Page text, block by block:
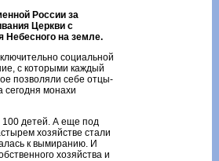
России за
Церкви с
Небесного на земле.
социальной
с которыми каждый
позволяли себе отцы-
сегодня монахи
100 детей. А еще под
хозяйстве стали
к вымиранию. И
хозяйства и